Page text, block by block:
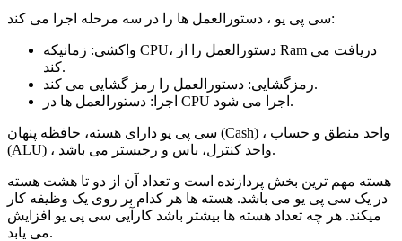
سی پی یو ، دستورالعمل ها را در سه مرحله اجرا می کند:
واکشی: زمانیکه CPU، دستورالعمل را از Ram دریافت می
کند.
رمزگشایی: دستورالعمل را رمز گشایی می کند.
اجرا: دستورالعمل ها در CPU اجرا می شود.
سی پی یو دارای هسته، حافظه پنهان (Cash) ، واحد منطق و حساب
(ALU) ، واحد کنترل، باس و رجیستر می باشد.
هسته مهم ترین بخش پردازنده است و تعداد آن از دو تا هشت هسته
در یک سی پی یو می باشد. هسته ها هر کدام بر روی یک وظیفه کار
میکند. هر چه تعداد هسته ها بیشتر باشد کارآیی سی پی یو افزایش
می یابد.